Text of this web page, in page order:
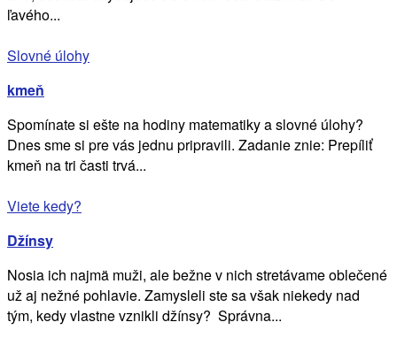
ľavého...
Slovné úlohy
kmeň
Spomínate si ešte na hodiny matematiky a slovné úlohy?
Dnes sme si pre vás jednu pripravili. Zadanie znie: Prepíliť
kmeň na tri časti trvá...
Viete kedy?
Džínsy
Nosia ich najmä muži, ale bežne v nich stretávame oblečené
už aj nežné pohlavie. Zamysleli ste sa však niekedy nad
tým, kedy vlastne vznikli džínsy? Správna...